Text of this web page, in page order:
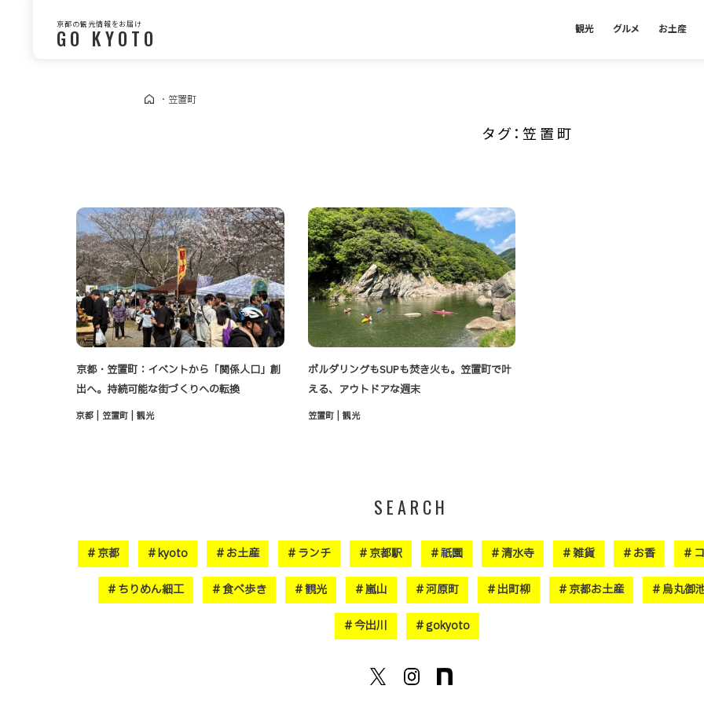
京都の観光情報をお届け
GO KYOTO 観光 グルメ お土産
・ 笠置町
タグ：笠置町
京都・笠置町：イベントから「関係人口」創
出へ。持続可能な街づくりへの転換
京都 | 笠置町 | 観光
ボルダリングもSUPも焚き火も。笠置町で叶
える、アウトドアな週末
笠置町 | 観光
SEARCH
京都 kyoto お土産 ランチ 京都駅 祇園 清水寺 雑貨 お香
ちりめん細工 食べ歩き 観光 嵐山 河原町 出町柳 京都お土産 烏丸御
今出川 gokyoto